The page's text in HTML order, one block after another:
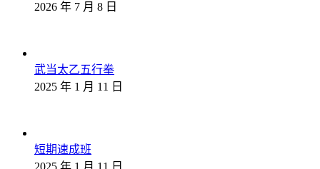
2026 年 7 月 8 日
武当太乙五行拳
2025 年 1 月 11 日
短期速成班